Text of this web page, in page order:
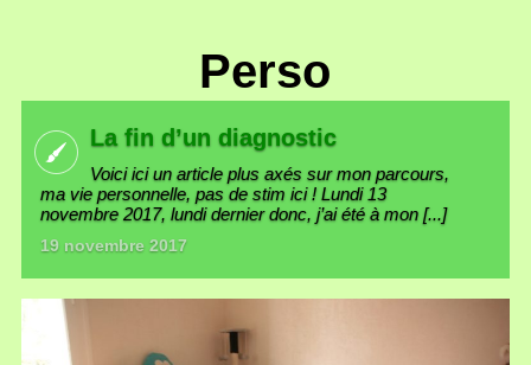
Perso
La fin d’un diagnostic
Voici ici un article plus axés sur mon parcours,
ma vie personnelle, pas de stim ici ! Lundi 13
novembre 2017, lundi dernier donc, j’ai été à mon [...]
19 novembre 2017